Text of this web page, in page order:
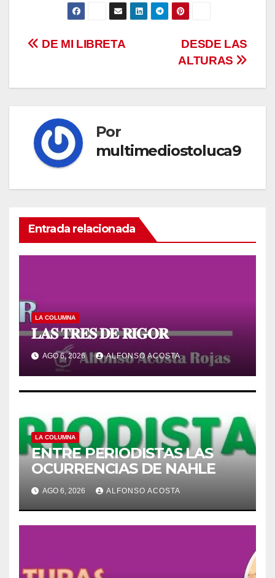
Navegación
DESDE LAS
ALTURAS
DE MI LIBRETA
Por
multimediostoluca9
Entrada relacionada
LA COLUMNA
𝐋𝐀𝐒 𝐓𝐑𝐄𝐒 𝐃𝐄 𝐑𝐈𝐆𝐎𝐑
AGO 6, 2026 ALFONSO ACOSTA
LA COLUMNA
ENTRE PERIODISTAS LAS
OCURRENCIAS DE NAHLE
AGO 6, 2026 ALFONSO ACOSTA